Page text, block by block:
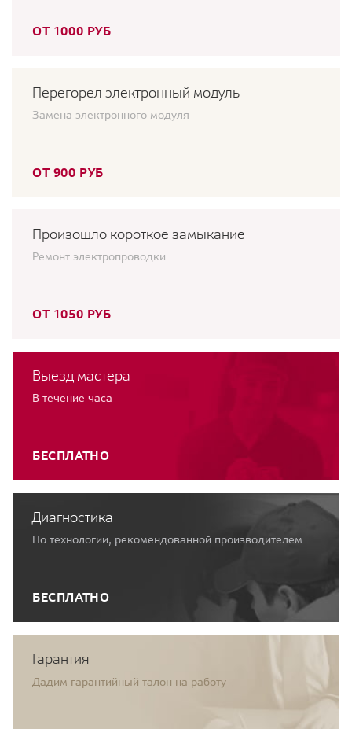
ОТ 1000 РУБ
Перегорел электронный модуль
Замена электронного модуля
ОТ 900 РУБ
Произошло короткое замыкание
Ремонт электропроводки
ОТ 1050 РУБ
Выезд мастера
В течение часа
БЕСПЛАТНО
Диагностика
По технологии, рекомендованной производителем
БЕСПЛАТНО
Гарантия
Дадим гарантийный талон на работу